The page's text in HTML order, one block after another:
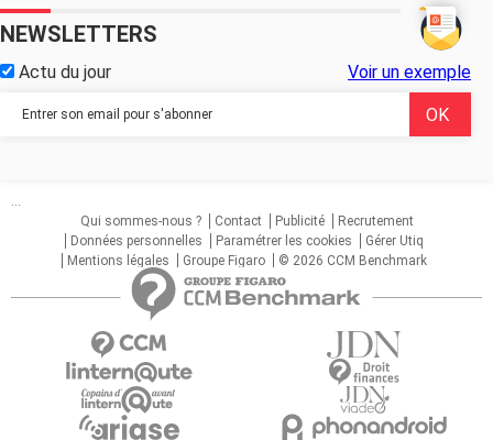
NEWSLETTERS
Actu du jour Voir un exemple
...
Qui sommes-nous ?
Contact Publicité
Recrutement
Données personnelles
Paramétrer les cookies
Gérer Utiq
Mentions légales
Groupe Figaro © 2026 CCM Benchmark